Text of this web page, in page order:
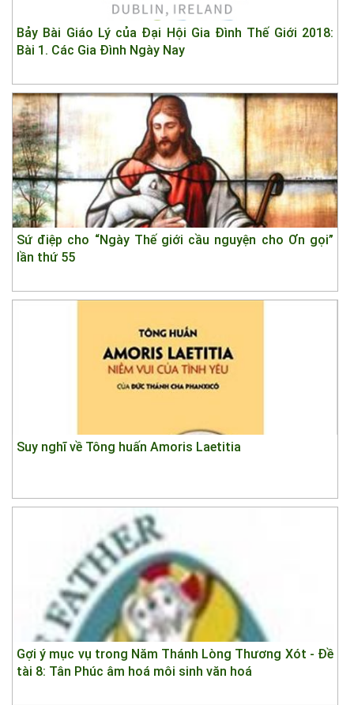
Bảy Bài Giáo Lý của Đại Hội Gia Đình Thế Giới 2018:
Bài 1. Các Gia Đình Ngày Nay
Sứ điệp cho “Ngày Thế giới cầu nguyện cho Ơn gọi”
lần thứ 55
Suy nghĩ về Tông huấn Amoris Laetitia
Gợi ý mục vụ trong Năm Thánh Lòng Thương Xót - Đề
tài 8: Tân Phúc âm hoá môi sinh văn hoá